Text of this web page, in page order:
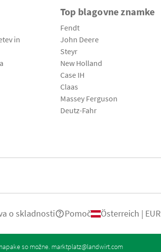
in
Top blagovne znamke
Fendt
John Deere
Steyr
New Holland
Case IH
Claas
Massey Ferguson
Deutz-Fahr
o skladnosti Pomoč Österreich | EUR
so možne. marktplatz@landwirt.com